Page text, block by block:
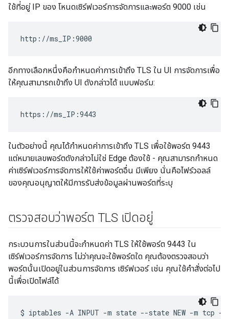
ใช้ที่อยู่ IP ของ โหนดเซิร์ฟเวอร์การจัดการและพอร์ต 9000 เช่น
http://ms_IP:9000
อีกทางเลือกหนึ่งคือกำหนดค่าการเข้าถึง TLS ใน UI การจัดการเพื่อ
ให้คุณสามารถเข้าถึง UI ดังกล่าวได้ แบบฟอร์ม:
https://ms_IP:9443
ในตัวอย่างนี้ คุณได้กำหนดค่าการเข้าถึง TLS เพื่อใช้พอร์ต 9443
แต่หมายเลขพอร์ตดังกล่าวไม่ใช่ Edge ต้องใช้ - คุณสามารถกำหนด
ค่าเซิร์ฟเวอร์การจัดการให้ใช้ค่าพอร์ตอื่น มีเพียง นั่นคือไฟร์วอลล์
ของคุณอนุญาตให้มีการรับส่งข้อมูลผ่านพอร์ตที่ระบุ
ตรวจสอบว่าพอร์ต TLS เปิดอยู่
กระบวนการในส่วนนี้จะกำหนดค่า TLS ให้ใช้พอร์ต 9443 ใน
เซิร์ฟเวอร์การจัดการ ไม่ว่าคุณจะใช้พอร์ตใด คุณต้องตรวจสอบว่า
พอร์ตนั้นเปิดอยู่ในส่วนการจัดการ เซิร์ฟเวอร์ เช่น คุณใช้คำสั่งต่อไป
นี้เพื่อเปิดไฟล์ได้
$ iptables -A INPUT -m state --state NEW -m tcp -p